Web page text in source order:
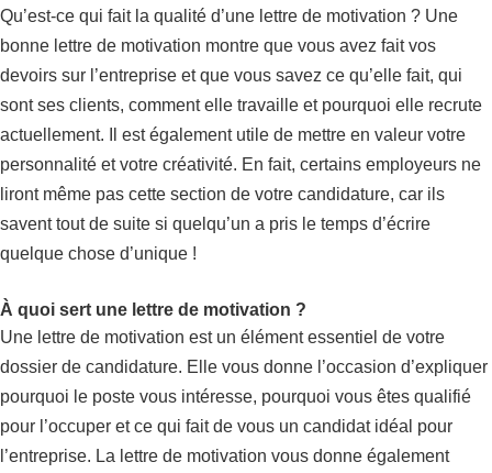
Qu’est-ce qui fait la qualité d’une lettre de motivation ? Une
bonne lettre de motivation montre que vous avez fait vos
devoirs sur l’entreprise et que vous savez ce qu’elle fait, qui
sont ses clients, comment elle travaille et pourquoi elle recrute
actuellement. Il est également utile de mettre en valeur votre
personnalité et votre créativité. En fait, certains employeurs ne
liront même pas cette section de votre candidature, car ils
savent tout de suite si quelqu’un a pris le temps d’écrire
quelque chose d’unique !
À quoi sert une lettre de motivation ?
Une lettre de motivation est un élément essentiel de votre
dossier de candidature. Elle vous donne l’occasion d’expliquer
pourquoi le poste vous intéresse, pourquoi vous êtes qualifié
pour l’occuper et ce qui fait de vous un candidat idéal pour
l’entreprise. La lettre de motivation vous donne également